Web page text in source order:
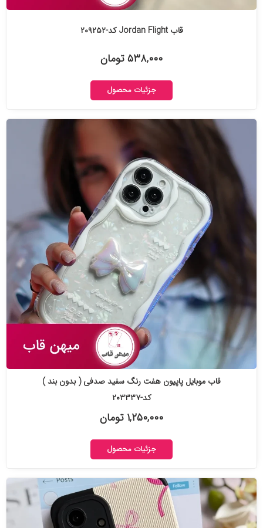
قاب Jordan Flight کد-۲۰۹۲۵۲
۵۳۸,۰۰۰ تومان
جزئیات محصول
قاب موبایل پاپیون هفت رنگ سفید صدفی ( بدون بند )
کد-۲۰۳۳۳۷
۱,۲۵۰,۰۰۰ تومان
جزئیات محصول